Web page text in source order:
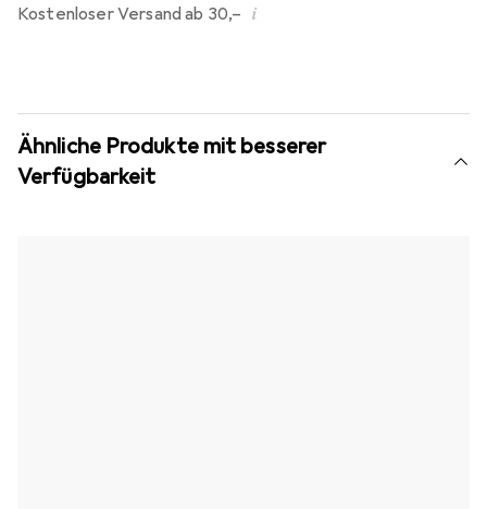
Kostenloser Versand ab 30,– i
Ähnliche Produkte mit besserer
Verfügbarkeit